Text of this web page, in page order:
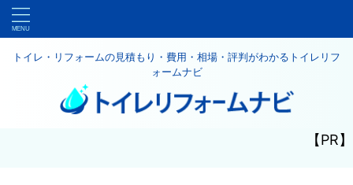
トイレ・リフォームの見積もり・費用・相場・評判がわかるトイレリフ
ォームナビ
【PR】